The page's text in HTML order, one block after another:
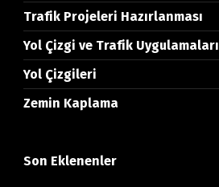
Trafik Projeleri Hazırlanması
Yol Çizgi ve Trafik Uygulamaları
Yol Çizgileri
Zemin Kaplama
Son Eklenenler